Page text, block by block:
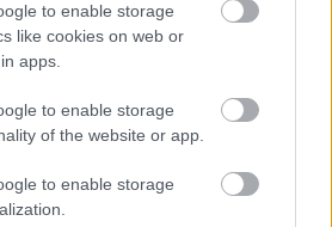
to enable storage
like cookies on web or
apps.
to enable storage
of the website or app.
to enable storage
Az Ikrek kalandokra vágyik, a
mások lelkébe - július 13.
vérnyomáscsökkentő módszer,
mint a gyógyszer, csak